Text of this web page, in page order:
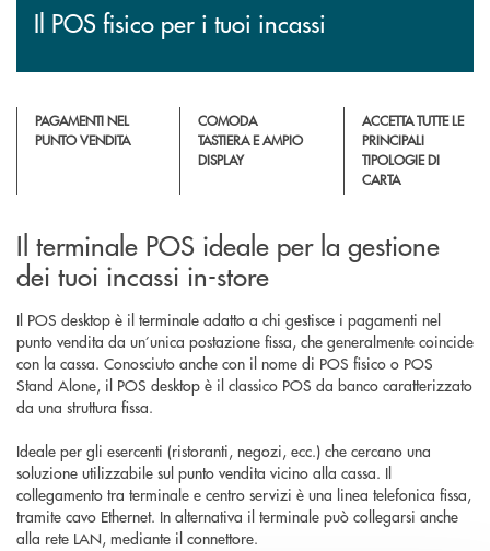
Il POS fisico per i tuoi incassi
PAGAMENTI NEL
PUNTO VENDITA
COMODA
TASTIERA E AMPIO
DISPLAY
ACCETTA TUTTE LE
PRINCIPALI
TIPOLOGIE DI
CARTA
Il terminale POS ideale per la gestione
dei tuoi incassi in-store
Il POS desktop è il terminale adatto a chi gestisce i pagamenti nel
punto vendita da un’unica postazione fissa, che generalmente coincide
con la cassa. Conosciuto anche con il nome di POS fisico o POS
Stand Alone, il POS desktop è il classico POS da banco caratterizzato
da una struttura fissa.
Ideale per gli esercenti (ristoranti, negozi, ecc.) che cercano una
soluzione utilizzabile sul punto vendita vicino alla cassa. Il
collegamento tra terminale e centro servizi è una linea telefonica fissa,
tramite cavo Ethernet. In alternativa il terminale può collegarsi anche
alla rete LAN, mediante il connettore.